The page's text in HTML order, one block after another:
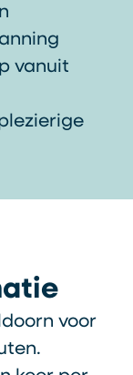
vanuit
voor